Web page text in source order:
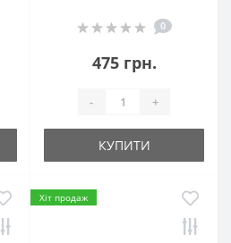
0
475 грн.
- +
КУПИТИ
Хіт продаж